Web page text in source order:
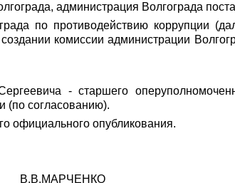
администрация Волгограда
по противодействию коррупции
комиссии администрации
- старшего
(по согласованию).
официального опубликования.